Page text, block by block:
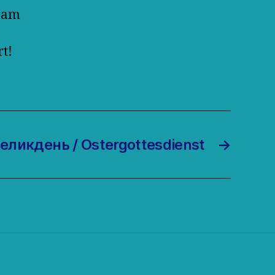
→
/ Ostergottesdienst